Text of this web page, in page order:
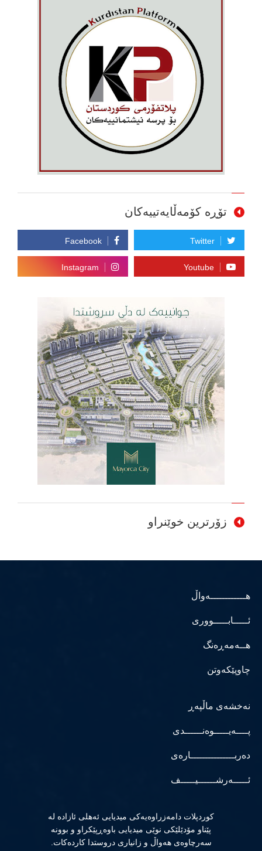
تۆڕە کۆمەڵایەتییەکان
زۆرترین خوێنراو
هــــــــــــەواڵ
ئـــــابـــــووری
هــەمەڕەنگ
چاوپێکەوتن
نەخشەی ماڵپەڕ
پــــەیـــــوەنــــــدی
دەربـــــــــــــــارەی
ئـــــەرشــــــیـــــف
كوردپلات دامەزراوەیەكی میدیایی ئەهلی ئازادە لە
پێناو مۆدێلێكی نوێی میدیایی باوەڕپێكراو و بوونە
سەرچاوەی هەواڵ و زانیاری دروستدا كاردەكات.